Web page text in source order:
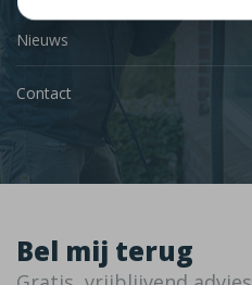
Nieuws
Contact
Bel mij terug